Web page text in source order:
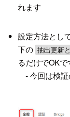
れます
設定方法とし
下の 抽出更新
るだけでOKで
- 今回は検証